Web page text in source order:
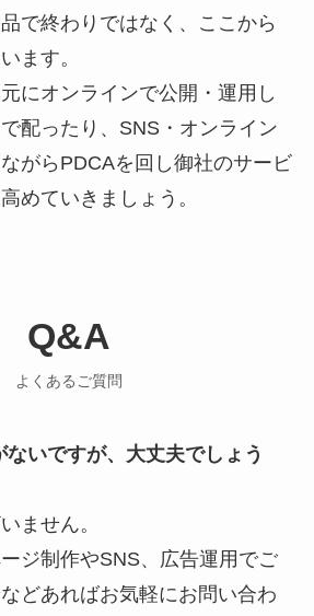
で終わりではなく、ここから
ます。
にオンラインで公開・運用し
配ったり、SNS・オンライン
がらPDCAを回し御社のサービ
めていきましょう。
Q&A
よくあるご質問
いですが、大丈夫でしょう
ません。
ジ制作やSNS、広告運用でご
どあればお気軽にお問い合わ